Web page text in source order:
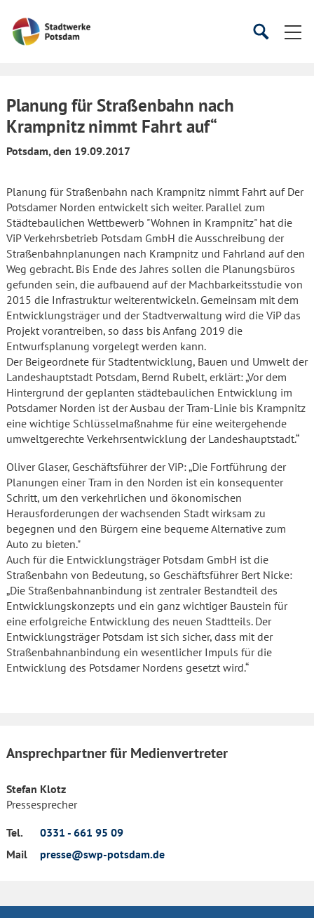
Startseite
SucheSuche
Planung für Straßenbahn nach
Krampnitz nimmt Fahrt auf“
Potsdam, den 19.09.2017
Planung für Straßenbahn nach Krampnitz nimmt Fahrt auf Der
Potsdamer Norden entwickelt sich weiter. Parallel zum
Städtebaulichen Wettbewerb "Wohnen in Krampnitz" hat die
ViP Verkehrsbetrieb Potsdam GmbH die Ausschreibung der
Straßenbahnplanungen nach Krampnitz und Fahrland auf den
Weg gebracht. Bis Ende des Jahres sollen die Planungsbüros
gefunden sein, die aufbauend auf der Machbarkeitsstudie von
2015 die Infrastruktur weiterentwickeln. Gemeinsam mit dem
Entwicklungsträger und der Stadtverwaltung wird die ViP das
Projekt vorantreiben, so dass bis Anfang 2019 die
Entwurfsplanung vorgelegt werden kann.
Der Beigeordnete für Stadtentwicklung, Bauen und Umwelt der
Landeshauptstadt Potsdam, Bernd Rubelt, erklärt: „Vor dem
Hintergrund der geplanten städtebaulichen Entwicklung im
Potsdamer Norden ist der Ausbau der Tram-Linie bis Krampnitz
eine wichtige Schlüsselmaßnahme für eine weitergehende
umweltgerechte Verkehrsentwicklung der Landeshauptstadt.“
Oliver Glaser, Geschäftsführer der ViP: „Die Fortführung der
Planungen einer Tram in den Norden ist ein konsequenter
Schritt, um den verkehrlichen und ökonomischen
Herausforderungen der wachsenden Stadt wirksam zu
begegnen und den Bürgern eine bequeme Alternative zum
Auto zu bieten."
Auch für die Entwicklungsträger Potsdam GmbH ist die
Straßenbahn von Bedeutung, so Geschäftsführer Bert Nicke:
„Die Straßenbahnanbindung ist zentraler Bestandteil des
Entwicklungskonzepts und ein ganz wichtiger Baustein für
eine erfolgreiche Entwicklung des neuen Stadtteils. Der
Entwicklungsträger Potsdam ist sich sicher, dass mit der
Straßenbahnanbindung ein wesentlicher Impuls für die
Entwicklung des Potsdamer Nordens gesetzt wird.“
Ansprechpartner für Medienvertreter
Stefan Klotz
Pressesprecher
Tel.
0331 - 661 95 09
Mail
presse@swp-potsdam.de